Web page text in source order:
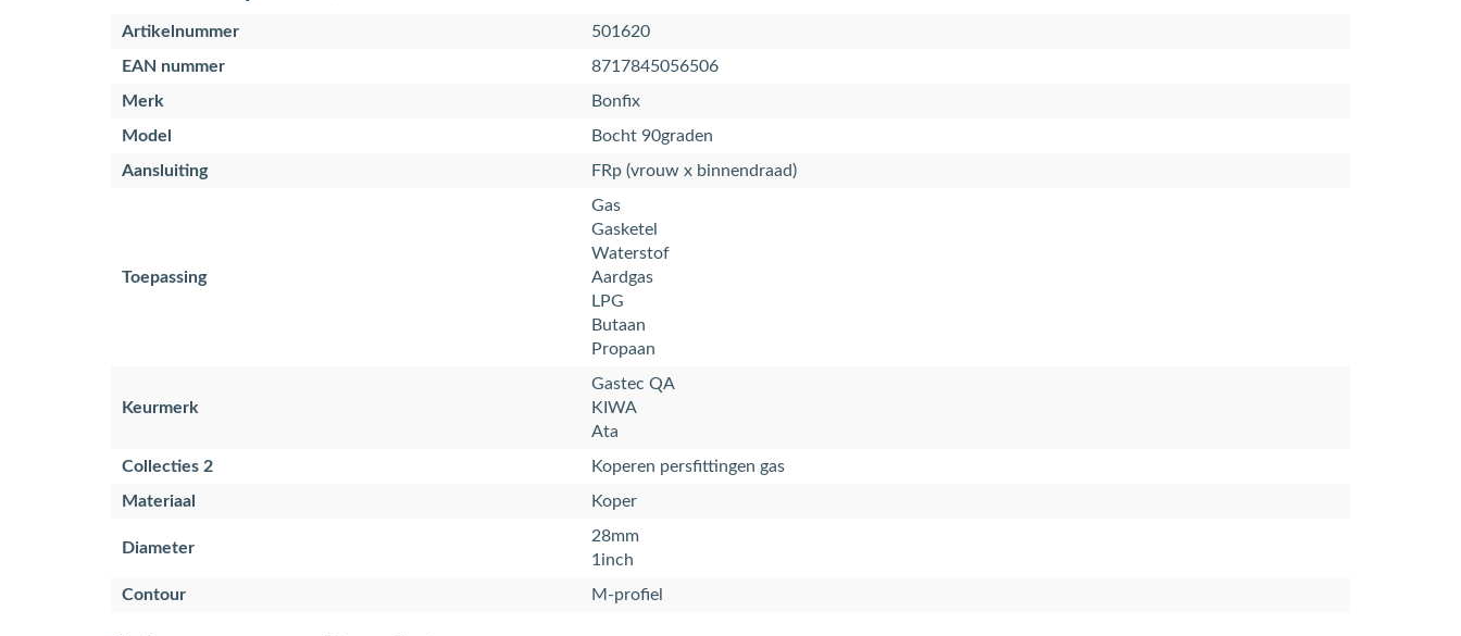
Artikelnummer
501620
EAN nummer
8717845056506
Merk
Bonfix
Model
Bocht 90graden
Aansluiting
FRp (vrouw x binnendraad)
Toepassing
Gas
Gasketel
Waterstof
Aardgas
LPG
Butaan
Propaan
Keurmerk
Gastec QA
KIWA
Ata
Collecties 2
Koperen persfittingen gas
Materiaal
Koper
Diameter
28mm
1inch
Contour
M-profiel